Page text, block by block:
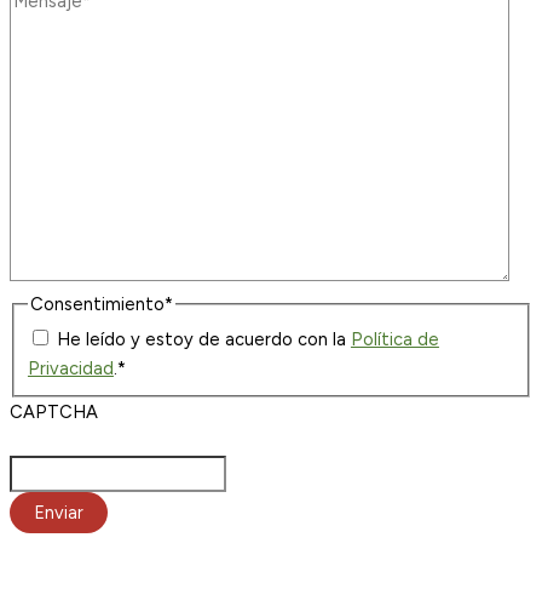
Consentimiento*
He leído y estoy de acuerdo con la Política de
Privacidad.*
CAPTCHA